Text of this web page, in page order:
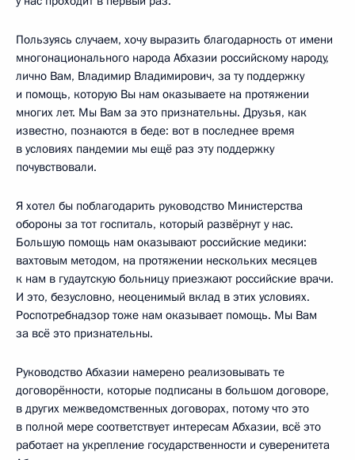
Пользуясь случаем, хочу выразить благодарность от имени
многонационального народа Абхазии российскому народу,
лично Вам, Владимир Владимирович, за ту поддержку
и помощь, которую Вы нам оказываете на протяжении
многих лет. Мы Вам за это признательны. Друзья, как
известно, познаются в беде: вот в последнее время
в условиях пандемии мы ещё раз эту поддержку
почувствовали.
Я хотел бы поблагодарить руководство Министерства
обороны за тот госпиталь, который развёрнут у нас.
Большую помощь нам оказывают российские медики:
вахтовым методом, на протяжении нескольких месяцев
к нам в гудаутскую больницу приезжают российские врачи.
И это, безусловно, неоценимый вклад в этих условиях.
Роспотребнадзор тоже нам оказывает помощь. Мы Вам
за всё это признательны.
Руководство Абхазии намерено реализовывать те
договорённости, которые подписаны в большом договоре,
в других межведомственных договорах, потому что это
в полной мере соответствует интересам Абхазии, всё это
работает на укрепление государственности и суверенитета